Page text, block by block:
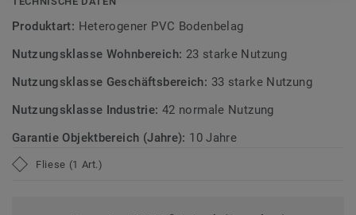
Alle Dekore der Kollektion iD Classics 55 werden bei
versendet.*
* Gilt nur für Standardformate. Mini-Planks und EIR-Dekore
sind ausgenommen.
Erfahren Sie mehr über Tarkett Designböden.
Produktart: Heterogener PVC Bodenbelag
Nutzungsklasse Wohnbereich: 23 starke Nutzung
Nutzungsklasse Geschäftsbereich: 33 starke Nutzung
Nutzungsklasse Industrie: 42 normale Nutzung
Garantie Objektbereich (Jahre): 10 Jahre
Fliese (1 Art.)